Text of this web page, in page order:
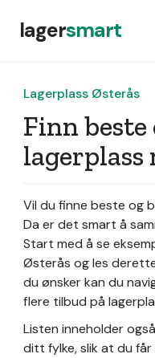
lagersmart
Lagerplass Østerås
Finn
Vil du finne beste og
Da er det smart å
Start med å se
Østerås og les
du ønsker kan du
flere tilbud på
Listen inneholder
ditt fylke, slik at du